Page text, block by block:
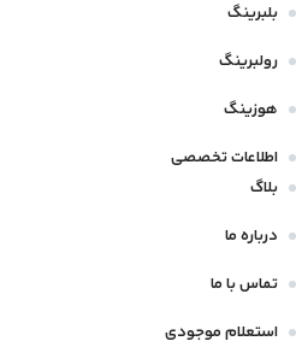
بلبرینگ
رولبرینگ
هوزینگ
اطلاعات تخصصی
بلاگ
درباره ما
تماس با ما
استعلام موجودی